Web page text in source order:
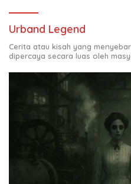
Urband Legend
Cerita atau kisah yang
dipercaya secara luas oleh